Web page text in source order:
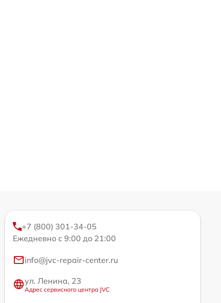
+7 (800) 301-34-05
Ежедневно с 9:00 до 21:00
info@jvc-repair-center.ru
ул. Ленина, 23
Адрес сервисного центра JVC